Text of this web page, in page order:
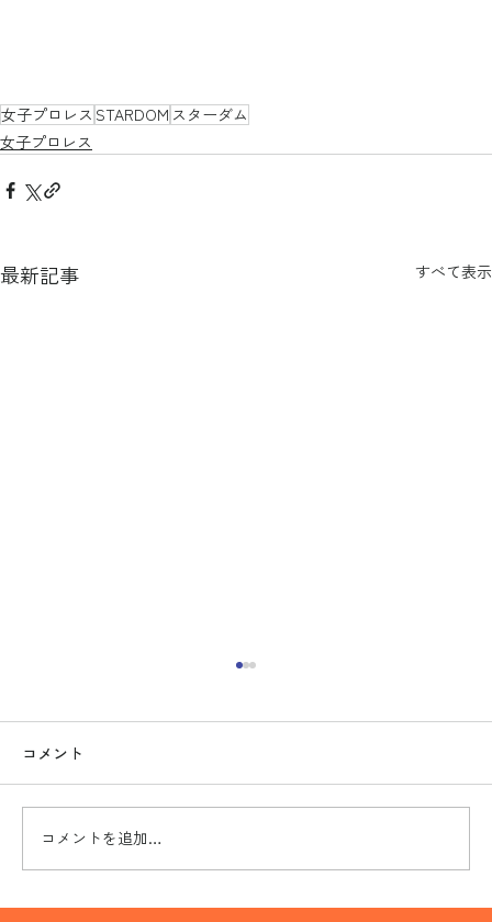
女子プロレス STARDOM スターダム
女子プロレス
最新記事 すべて表示
コメント
コメントを追加…